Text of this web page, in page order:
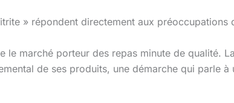
» répondent directement aux préoccupations
marché porteur des repas minute de qualité.
de ses produits, une démarche qui parle